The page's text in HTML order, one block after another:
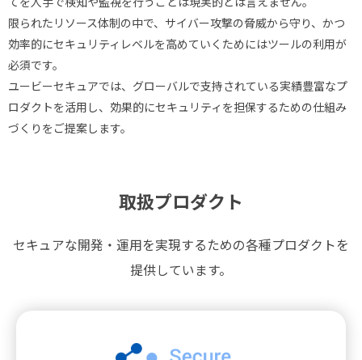
限られたリソース体制の中で、サイバー攻撃の脅威から守り、かつ
効率的にセキュリティレベルを高めていくためにはツールの利用が
必須です。
ユービーセキュアでは、グローバルで支持されている実績豊富なプ
ロダクトを活用し、効果的にセキュリティを担保するための仕組み
づくりをご提案します。
取扱プロダクト
セキュアな開発・運用を実現するための各種プロダクトを
提供しています。